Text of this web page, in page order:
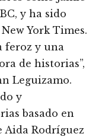
y ha sido
York Times.
feroz y una
de historias”,
Leguizamo.
y
basado en
Aida Rodríguez